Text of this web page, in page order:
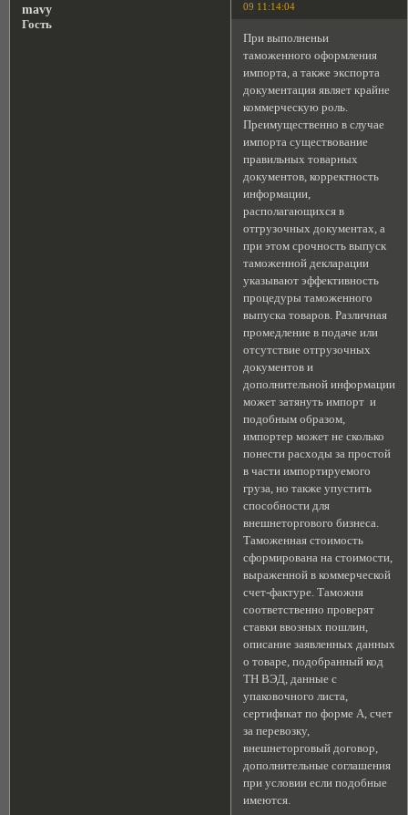
09 11:14:04
mavy
Гость
При выполненьи
таможенного оформления
импорта, а также экспорта
документация являет крайне
коммерческую роль.
Преимущественно в случае
импорта существование
правильных товарных
документов, корректность
информации,
располагающихся в
отгрузочных документах, а
при этом срочность выпуск
таможенной декларации
указывают эффективность
процедуры таможенного
выпуска товаров. Различная
промедление в подаче или
отсутствие отгрузочных
документов и
дополнительной информации
может затянуть импорт и
подобным образом,
импортер может не сколько
понести расходы за простой
в части импортируемого
груза, но также упустить
способности для
внешнеторгового бизнеса.
Таможенная стоимость
сформирована на стоимости,
выраженной в коммерческой
счет-фактуре. Таможня
соответственно проверят
ставки ввозных пошлин,
описание заявленных данных
о товаре, подобранный код
ТН ВЭД, данные с
упаковочного листа,
сертификат по форме А, счет
за перевозку,
внешнеторговый договор,
дополнительные соглашения
при условии если подобные
имеются.